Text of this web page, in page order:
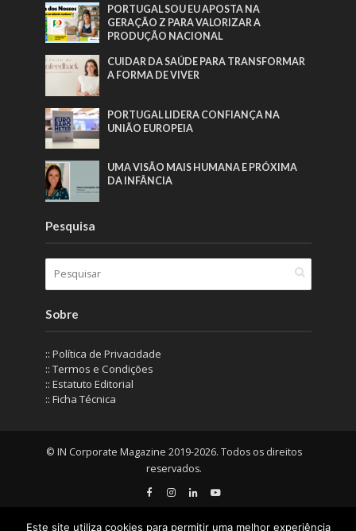
PORTUGAL SOU EU APOSTA NA
GERAÇÃO Z PARA VALORIZAR A
PRODUÇÃO NACIONAL
CUIDAR DA SAÚDE PARA TRANSFORMAR
A FORMA DE VIVER
PORTUGAL LIDERA CONFIANÇA NA
UNIÃO EUROPEIA
UMA VISÃO MAIS HUMANA E PRÓXIMA
DA INFÂNCIA
Pesquisa
Sobre
:: Política de Privacidade
:: Termos e Condições
:: Estatuto Editorial
:: Ficha Técnica
© IN Corporate Magazine 2019-2026. Todos os direitos
reservados.
Este site utiliza cookies para permitir uma melhor experiência